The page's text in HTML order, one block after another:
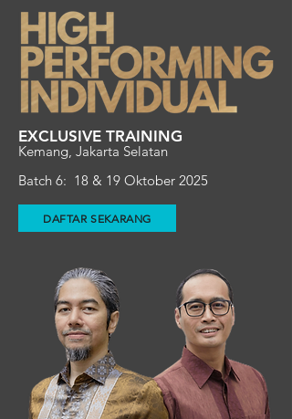
EXCLUSIVE TRAINING
Kemang, Jakarta Selatan
Batch 6: 18 & 19 Oktober 2025
DAFTAR SEKARANG